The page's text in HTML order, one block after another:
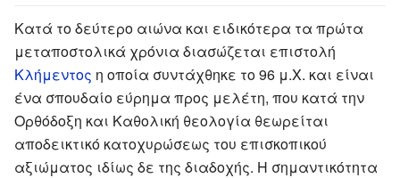
Κατά το δεύτερο αιώνα και ειδικότερα τα πρώτα
μεταποστολικά χρόνια διασώζεται επιστολή
Κλήμεντος η οποία συντάχθηκε το 96 μ.Χ. και είναι
ένα σπουδαίο εύρημα προς μελέτη, που κατά την
Ορθόδοξη και Καθολική θεολογία θεωρείται
αποδεικτικό κατοχυρώσεως του επισκοπικού
αξιώματος ιδίως δε της διαδοχής. Η σημαντικότητα